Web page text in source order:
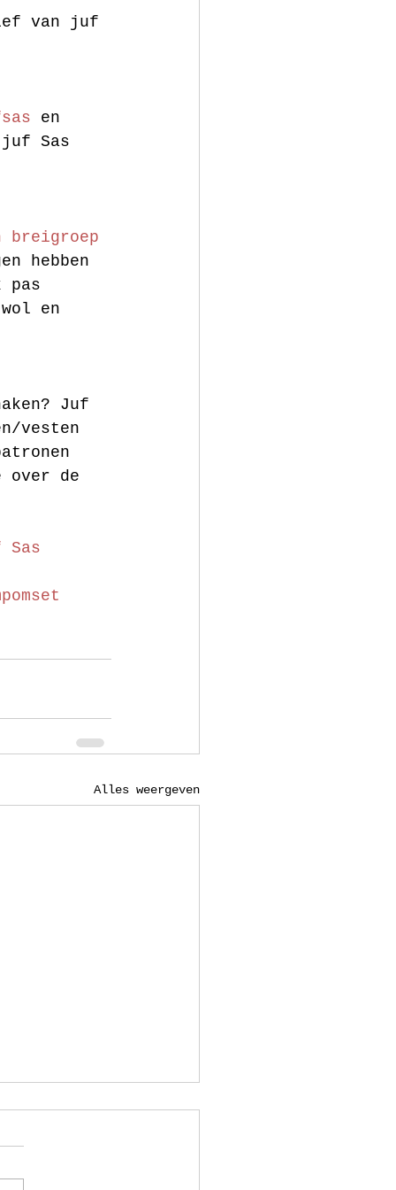
van juf
en
Sas
breigroep
hebben
pas
en
Juf
vesten
over de
Alles weergeven